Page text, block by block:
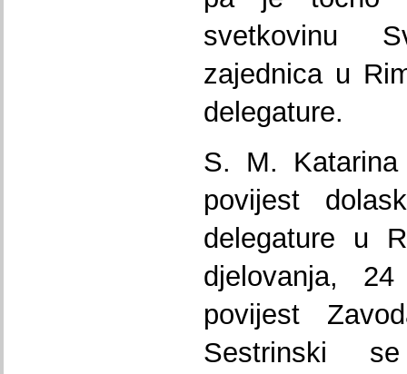
svetkovinu
zajednica u
delegature.
S. M.
povijest
delegature u
djelovanja,
povijest
Sestrinski